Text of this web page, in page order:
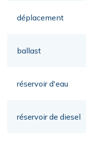
déplacement
ballast
réservoir d'eau
réservoir de diesel